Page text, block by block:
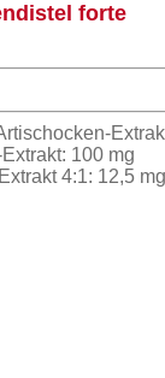
forte
100 mg
4:1: 12,5 mg